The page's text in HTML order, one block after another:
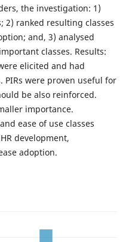
the investigation: 1)
2) ranked resulting classes
and, 3) analysed
classes. Results:
elicited and had
PIRs were proven useful for
be also reinforced.
importance.
ease of use classes
development,
adoption.